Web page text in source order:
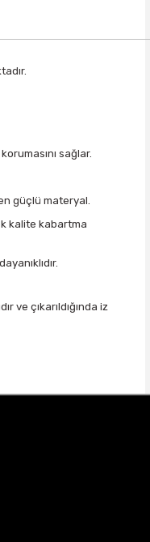
sağlar.
güçlü materyal.
kalite kabartma
ve çıkarıldığında iz